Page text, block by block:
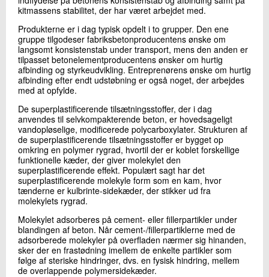
kitmassens stabilitet, der har været arbejdet med.
Produkterne er i dag typisk opdelt i to grupper. Den ene
gruppe tilgodeser fabriksbetonproducentens ønske om
langsomt konsistenstab under transport, mens den anden er
tilpasset betonelementproducentens ønsker om hurtig
afbinding og styrkeudvikling. Entreprenørens ønske om hurtig
afbinding efter endt udstøbning er også noget, der arbejdes
med at opfylde.
De superplastificerende tilsætningsstoffer, der i dag
anvendes til selvkompakterende beton, er hovedsageligt
vandopløselige, modificerede polycarboxylater. Strukturen af
de superplastificerende tilsætningsstoffer er bygget op
omkring en polymer rygrad, hvortil der er koblet forskellige
funktionelle kæder, der giver molekylet den
superplastificerende effekt. Populært sagt har det
superplastificerende molekyle form som en kam, hvor
tænderne er kulbrinte-sidekæder, der stikker ud fra
molekylets rygrad.
Molekylet adsorberes på cement- eller fillerpartikler under
blandingen af beton. Når cement-/fillerpartiklerne med de
adsorberede molekyler på overfladen nærmer sig hinanden,
sker der en frastødning imellem de enkelte partikler som
følge af steriske hindringer, dvs. en fysisk hindring, mellem
de overlappende polymersidekæder.